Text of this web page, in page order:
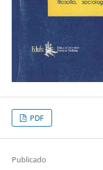
PDF
Publicado